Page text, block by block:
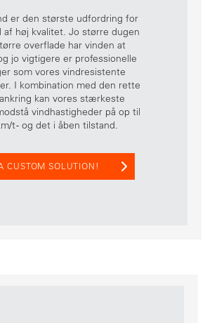
er den største udfordring for
af høj kvalitet. Jo større dugen
overflade har vinden at
jo vigtigere er professionelle
som vores vindresistente
I kombination med den rette
kan vores stærkeste
vindhastigheder på op til
t - og det i åben tilstand.
CUSTOM SOLUTION!